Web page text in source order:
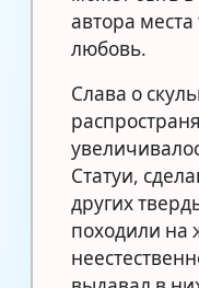
автора места
любовь.
Слава о
Статуи,
других
походили на